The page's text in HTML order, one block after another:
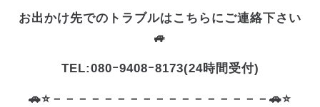
お出かけ先でのトラブルはこちらにご連絡下さい
🚙
TEL:080ｰ9408ｰ8173(24時間受付)
🚗⭐－－－－－－－－－－－－－－－－－🚗⭐